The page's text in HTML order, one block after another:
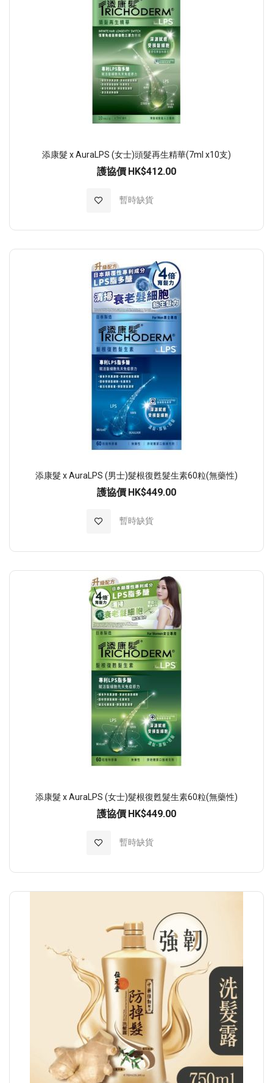
添康髮 x AuraLPS (女士)頭髮再生精華(7ml x10支)
護協價 HK$412.00
暫時缺貨
加入至願望清單
添康髮 x AuraLPS (男士)髮根復甦髮生素60粒(無藥性)
護協價 HK$449.00
暫時缺貨
加入至願望清單
添康髮 x AuraLPS (女士)髮根復甦髮生素60粒(無藥性)
護協價 HK$449.00
暫時缺貨
加入至願望清單